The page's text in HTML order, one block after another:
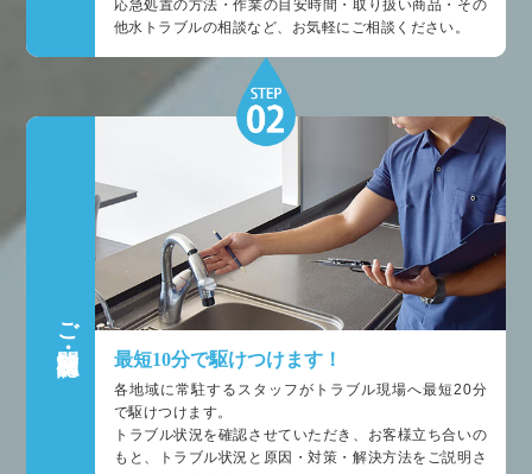
応急処置の方法・作業の目安時間・取り扱い商品・その
他水トラブルの相談など、お気軽にご相談ください。
ご訪問・状況確認
最短10分で駆けつけます！
各地域に常駐するスタッフがトラブル現場へ最短20分
で駆けつけます。
トラブル状況を確認させていただき、お客様立ち合いの
もと、トラブル状況と原因・対策・解決方法をご説明さ